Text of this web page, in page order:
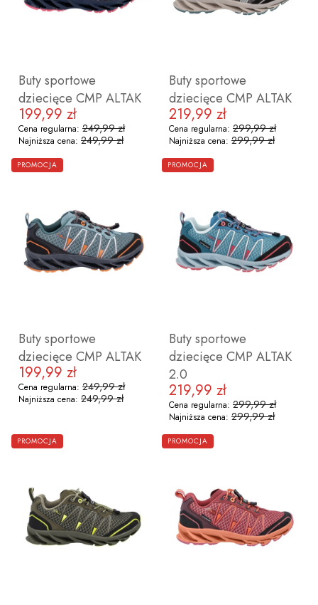
Buty sportowe
dziecięce CMP ALTAK
Cena promocyjna
199,99 zł
Cena regularna: 249,99 zł
Najniższa cena: 249,99 zł
ZOBACZ PRODUKT
Buty sportowe
dziecięce CMP ALTAK
Cena promocyjna
219,99 zł
Cena regularna: 299,99 zł
Najniższa cena: 299,99 zł
ZOBACZ PRODUKT
PROMOCJA
Buty sportowe
dziecięce CMP ALTAK
Cena promocyjna
199,99 zł
Cena regularna: 249,99 zł
Najniższa cena: 249,99 zł
PROMOCJA
Buty sportowe
dziecięce CMP ALTAK
2.0
Cena promocyjna
219,99 zł
Cena regularna: 299,99 zł
Najniższa cena: 299,99 zł
ZOBACZ PRODUKT
PROMOCJA PROMOCJA